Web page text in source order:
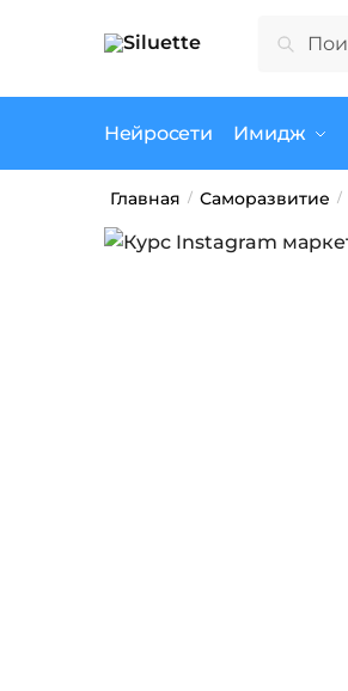
Поиск
Нейросети Имидж
Главная / Саморазвитие /